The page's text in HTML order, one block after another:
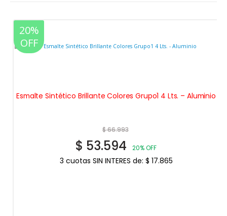
20%
OFF
Esmalte Sintético Brillante Colores Grupo1 4 Lts. – Aluminio
$66.993
$ 53.594 20% OFF
3 cuotas SIN INTERES de: $ 17.865